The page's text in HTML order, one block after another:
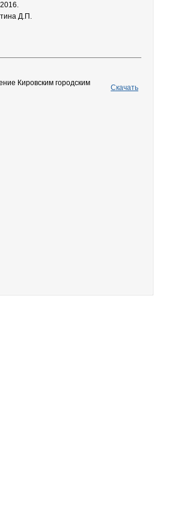
Д.П.
Кировским городским
Скачать